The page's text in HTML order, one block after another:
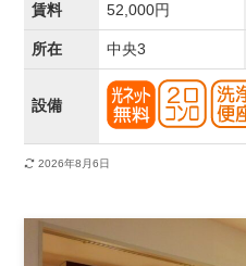
賃料 52,000円
所在 中央3
設備
2026年8月6日